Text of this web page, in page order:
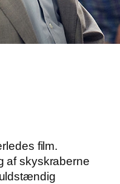
film.
af skyskraberne